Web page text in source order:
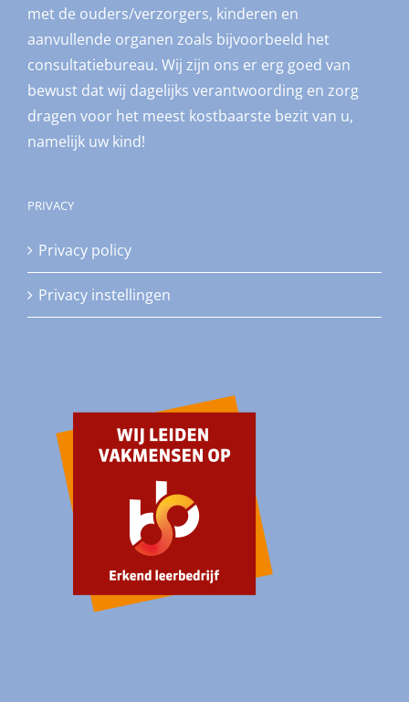
met de ouders/verzorgers, kinderen en
aanvullende organen zoals bijvoorbeeld het
consultatiebureau. Wij zijn ons er erg goed van
bewust dat wij dagelijks verantwoording en zorg
dragen voor het meest kostbaarste bezit van u,
namelijk uw kind!
PRIVACY
Privacy policy
Privacy instellingen